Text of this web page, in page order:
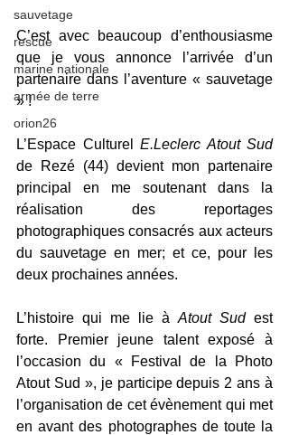
sauvetage
rescue
marine nationale
armée de terre
orion26
C’est avec beaucoup d’enthousiasme
que je vous annonce l’arrivée d’un
partenaire dans l’aventure « sauvetage
» !
L’Espace Culturel E.Leclerc Atout Sud
de Rezé (44) devient mon partenaire
principal en me soutenant dans la
réalisation des reportages
photographiques consacrés aux acteurs
du sauvetage en mer; et ce, pour les
deux prochaines années.
L’histoire qui me lie à Atout Sud est
forte. Premier jeune talent exposé à
l’occasion du « Festival de la Photo
Atout Sud », je participe depuis 2 ans à
l’organisation de cet évènement qui met
en avant des photographes de toute la